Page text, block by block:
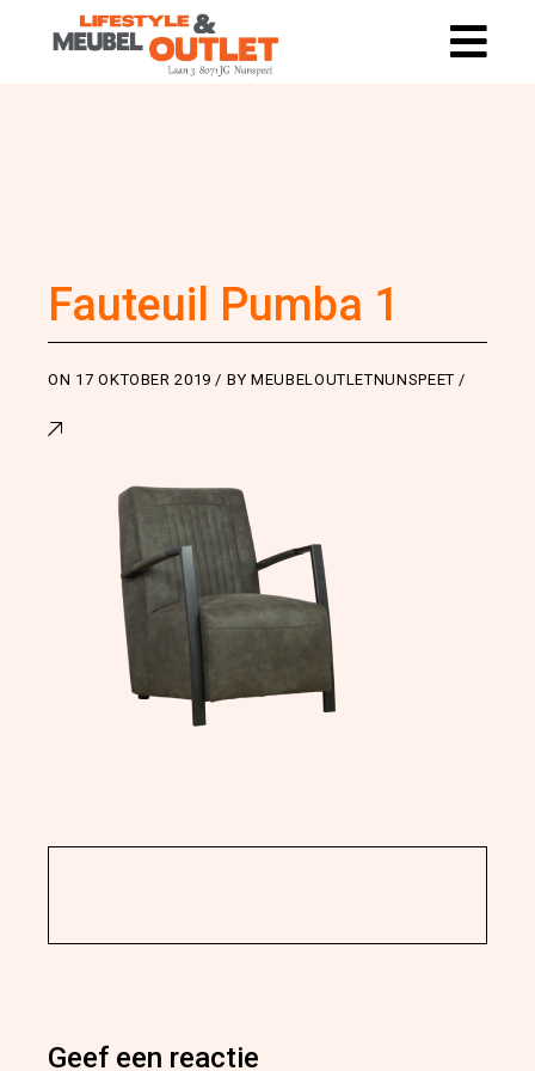
Fauteuil Pumba 1
ON 17 OKTOBER 2019 BY MEUBELOUTLETNUNSPEET
Geef een reactie